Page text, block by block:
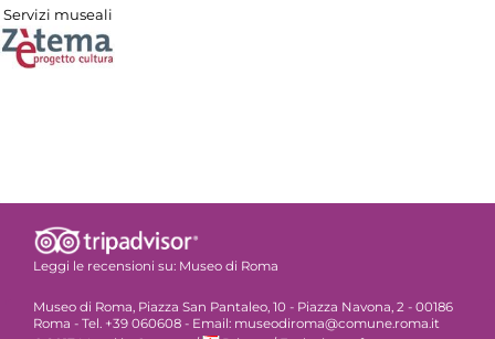
Servizi museali
Leggi le recensioni su: Museo di Roma
Museo di Roma, Piazza San Pantaleo, 10 - Piazza Navona, 2 - 00186
Roma - Tel. +39 060608 - Email: museodiroma@comune.roma.it